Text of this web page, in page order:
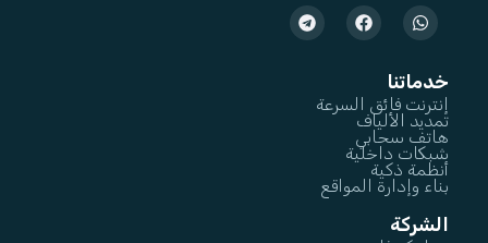
خدماتنا
إنترنت فائق السرعة
تمديد الألياف
هاتف سحابي
شبكات داخلية
أنظمة ذكية
بناء وإدارة المواقع
الشركة